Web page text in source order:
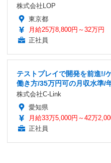
株式会社LOP
東京都
月給25万8,800円～32万円
正社員
テストプレイで開発を前進!/
働き方/35万円可の月収水準/
株式会社C-Link
愛知県
月給33万5,000円～42万
正社員